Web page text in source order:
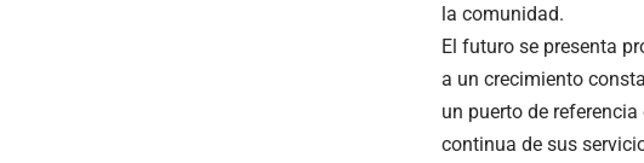
la comunidad.
El futuro se presenta
a un crecimiento
un puerto de
continua de sus